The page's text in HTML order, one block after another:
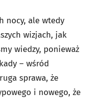
nocy, ale wtedy
wizjach, jak
wiedzy, ponieważ
– wśród
sprawa, że
i nowego, że